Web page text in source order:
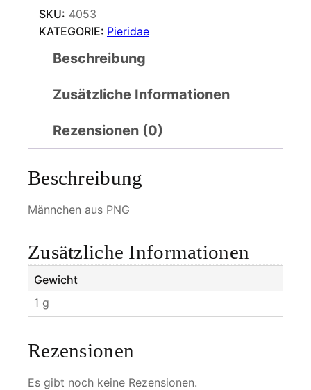
a
s
e
a
e
g
e
SKU: 4053
KATEGORIE: Pieridae
Beschreibung
Zusätzliche Informationen
Rezensionen (0)
Beschreibung
Männchen aus PNG
Zusätzliche Informationen
Gewicht
1 g
Rezensionen
Es gibt noch keine Rezensionen.